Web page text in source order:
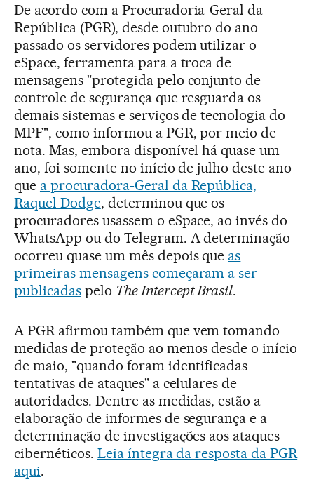
De acordo com a Procuradoria-Geral da
República (PGR), desde outubro do ano
passado os servidores podem utilizar o
eSpace, ferramenta para a troca de
mensagens "protegida pelo conjunto de
controle de segurança que resguarda os
demais sistemas e serviços de tecnologia do
MPF", como informou a PGR, por meio de
nota. Mas, embora disponível há quase um
ano, foi somente no início de julho deste ano
que a procuradora-Geral da República,
Raquel Dodge, determinou que os
procuradores usassem o eSpace, ao invés do
WhatsApp ou do Telegram. A determinação
ocorreu quase um mês depois que as
primeiras mensagens começaram a ser
publicadaspelo The Intercept Brasil.
A PGR afirmou também que vem tomando
medidas de proteção ao menos desde o início
de maio, "quando foram identificadas
tentativas de ataques" a celulares de
autoridades. Dentre as medidas, estão a
elaboração de informes de segurança e a
determinação de investigações aos ataques
cibernéticos. Leia íntegra da resposta da PGR
aqui.